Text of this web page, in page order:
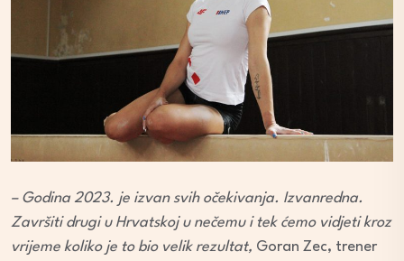
– Godina 2023. je izvan svih očekivanja. Izvanredna.
Završiti drugi u Hrvatskoj u nečemu i tek ćemo vidjeti kroz
vrijeme koliko je to bio velik rezultat, Goran Zec, trener